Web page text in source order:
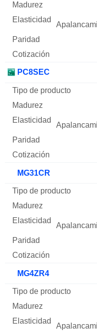
PC8SEC
MG31CR
MG4ZR4